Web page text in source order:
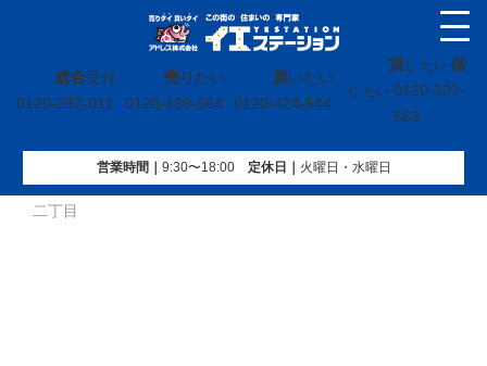
総合受付
0120-297-011
売りたい
0120-139-664
買いたい
0120-424-544
貸し たい 借
り たい 0120-302-
563
営業時間｜ 9:30〜18:00定休⽇｜ 火曜⽇・水曜⽇
イエステーション»売買実績»土地»福島県いわき市泉ケ丘
二丁目